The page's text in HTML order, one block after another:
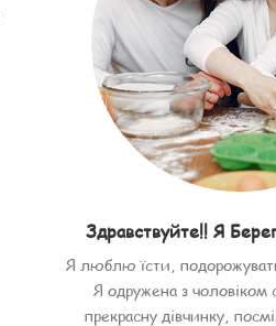
Здравствуйте!! Я
Я люблю їсти,
Я одружена з чоловіком
прекрасну дівчинку,